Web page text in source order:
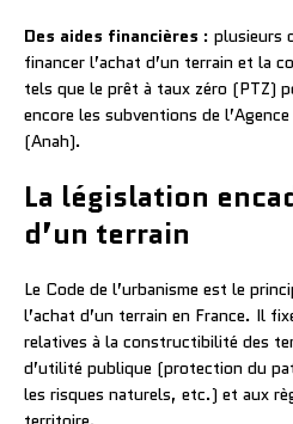
Des aides financières : plusieurs
financer l’achat d’un terrain et la
tels que le prêt à taux zéro (PTZ)
encore les subventions de
(Anah).
La législation
d’un terrain
Le Code de l’urbanisme est le
l’achat d’un terrain en France. Il
relatives à la constructibilité des
d’utilité publique (protection du
les risques naturels, etc.) et aux